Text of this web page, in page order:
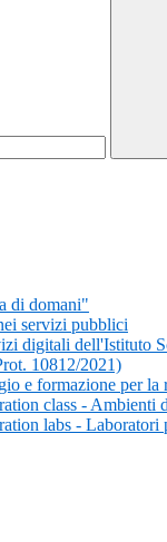
di domani"
servizi pubblici
digitali dell'Istituto
10812/2021)
e formazione per
class - Ambienti
labs -